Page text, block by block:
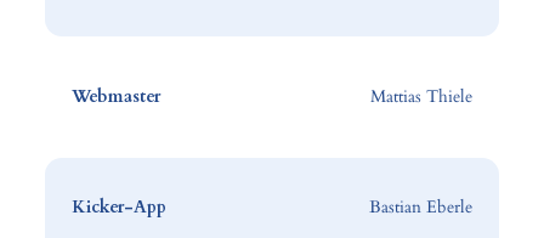
Webmaster Mattias Thiele
Kicker-App Bastian Eberle